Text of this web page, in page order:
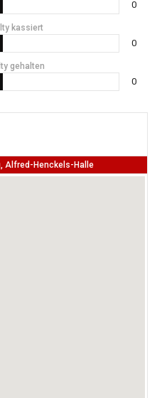
0
kassiert
0
gehalten
0
Alfred-Henckels-Halle